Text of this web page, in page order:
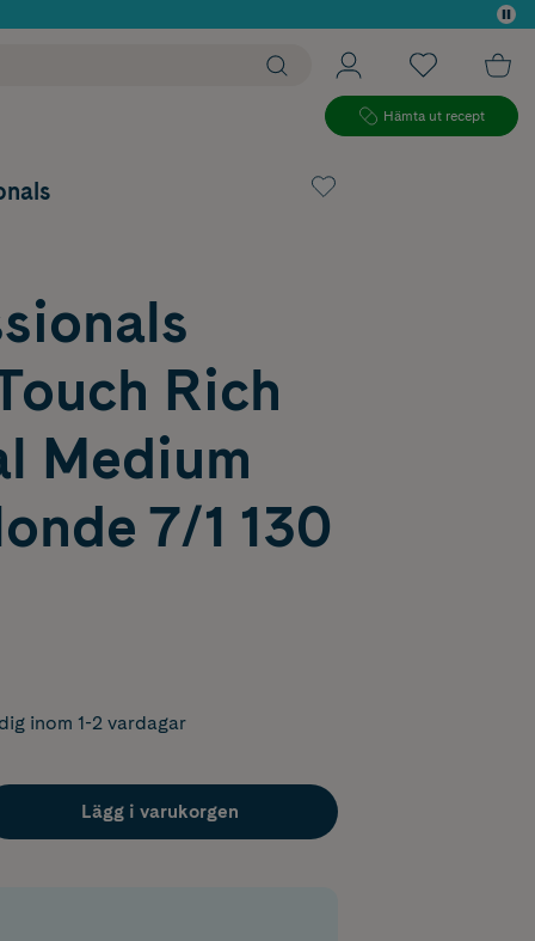
Hämta ut recept
Rich
Medium
7/1 130
inom 1-2 vardagar
Lägg i varukorgen